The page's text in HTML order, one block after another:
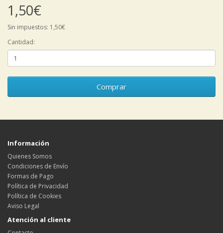
1,50€
Sin impuestos: 1,50€
Cantidad:
Comprar
Información
Quienes Somos
Condiciones de Envío
Formas de Pago
Política de Privacidad
Política de Cookies
Aviso Legal
Atención al cliente